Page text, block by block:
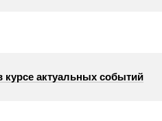
курсе актуальных событий